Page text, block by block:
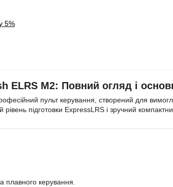
5%
ELRS M2: Повний огляд і
пульт керування, створений для
рівень підготовки ExpressLRS і зручний
плавного керування.